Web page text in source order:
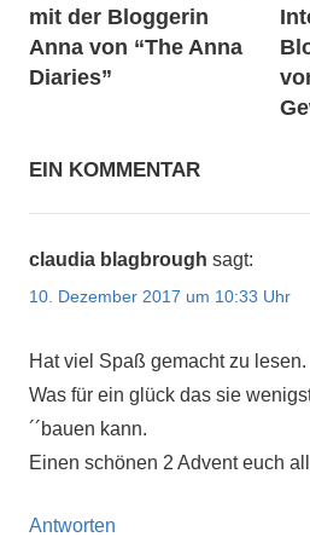
mit der Bloggerin
Anna von “The Anna
Diaries”
EIN KOMMENTAR
claudia blagbrough sagt:
10. Dezember 2017 um 10:33 Uhr
Hat viel Spaß gemacht zu lesen.
Was für ein glück das sie
´´bauen kann.
Einen schönen 2 Advent euch
Antworten